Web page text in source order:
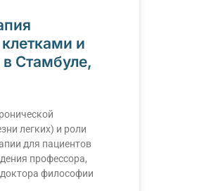
и
Стамбуле,
легких) и роли
для пациентов
профессора,
философии